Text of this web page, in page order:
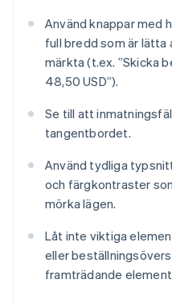
Använd knappar med
full bredd som är
märkta (t.ex. ”Skicka
48,50 USD”).
Se till att
tangentbordet.
Använd tydliga
och färgkontraster
mörka lägen.
Låt inte viktiga
eller
framträdande